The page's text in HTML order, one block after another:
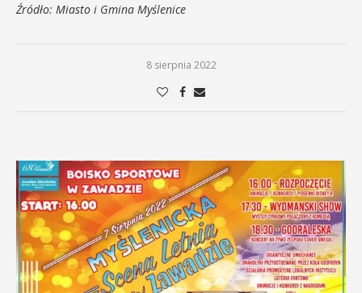
Źródło: Miasto i Gmina Myślenice
8 sierpnia 2022